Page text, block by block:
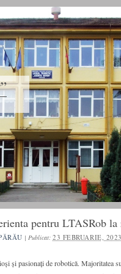
pentru LTASRob
| Publicat: 23 FEBRUARIE, 2023
și pasionați de robotică. Majoritatea